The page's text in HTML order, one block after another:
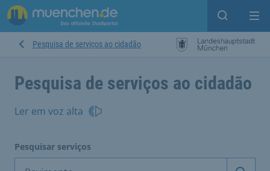
Open
Pesquisa de serviços ao cidadão
Pesquisa de serviços ao cidadão
Ler em voz alta
Pesquisar serviços